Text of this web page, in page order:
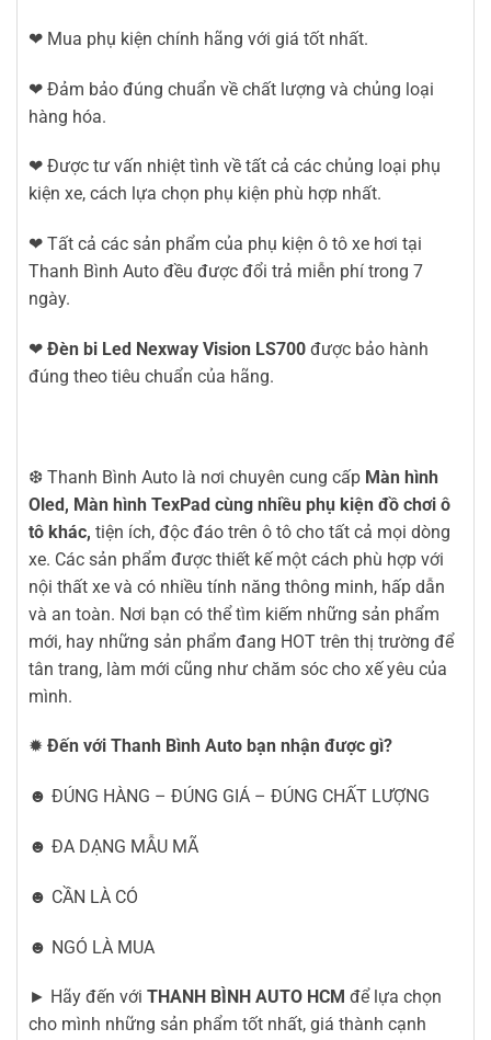
❤ Mua phụ kiện chính hãng với giá tốt nhất.
❤ Đảm bảo đúng chuẩn về chất lượng và chủng loại
hàng hóa.
❤ Được tư vấn nhiệt tình về tất cả các chủng loại phụ
kiện xe, cách lựa chọn phụ kiện phù hợp nhất.
❤ Tất cả các sản phẩm của phụ kiện ô tô xe hơi tại
Thanh Bình Auto đều được đổi trả miễn phí trong 7
ngày.
❤ Đèn bi Led Nexway Vision LS700 được bảo hành
đúng theo tiêu chuẩn của hãng.
❆ Thanh Bình Auto là nơi chuyên cung cấp Màn hình
Oled, Màn hình TexPad cùng nhiều phụ kiện đồ chơi ô
tô khác, tiện ích, độc đáo trên ô tô cho tất cả mọi dòng
xe. Các sản phẩm được thiết kế một cách phù hợp với
nội thất xe và có nhiều tính năng thông minh, hấp dẫn
và an toàn. Nơi bạn có thể tìm kiếm những sản phẩm
mới, hay những sản phẩm đang HOT trên thị trường để
tân trang, làm mới cũng như chăm sóc cho xế yêu của
mình.
✹ Đến với Thanh Bình Auto bạn nhận được gì?
☻ ĐÚNG HÀNG – ĐÚNG GIÁ – ĐÚNG CHẤT LƯỢNG
☻ ĐA DẠNG MẪU MÃ
☻ CẦN LÀ CÓ
☻ NGÓ LÀ MUA
► Hãy đến với THANH BÌNH AUTO HCM để lựa chọn
cho mình những sản phẩm tốt nhất, giá thành cạnh